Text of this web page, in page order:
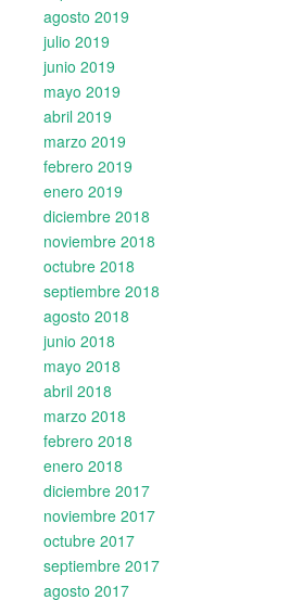
agosto 2019
julio 2019
junio 2019
mayo 2019
abril 2019
marzo 2019
febrero 2019
enero 2019
diciembre 2018
noviembre 2018
octubre 2018
septiembre 2018
agosto 2018
junio 2018
mayo 2018
abril 2018
marzo 2018
febrero 2018
enero 2018
diciembre 2017
noviembre 2017
octubre 2017
septiembre 2017
agosto 2017